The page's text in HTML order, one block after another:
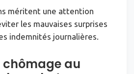
méritent une attention
les mauvaises surprises
indemnités journalières.
chômage au